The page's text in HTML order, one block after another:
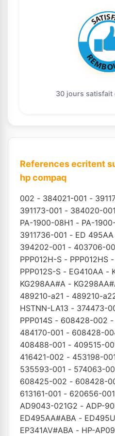
30 jours satisfait
References ecritent
hp compaq
002 - 384021-001 -
391173-001 - 384020-001
PA-1900-08H1 - PA-
3911736-001 - ED 495AA
394202-001 - 403706-
PPP012H-S - PPP012HS -
PPP012S-S - EG410AA -
KG298AA#A -
489210-a21 - 489210-
HSTNN-LA13 - 374473-
PPP014S - 608428-002 -
484170-001 - 608428-
408488-001 - 409515-
416421-002 - 453198-
535593-001 - 574063-
608425-002 - 608428-
613161-001 - 620656-001
AD9043-021G2 - ADP-
ED495AA#ABA -
EP341AV#ABA - HP-